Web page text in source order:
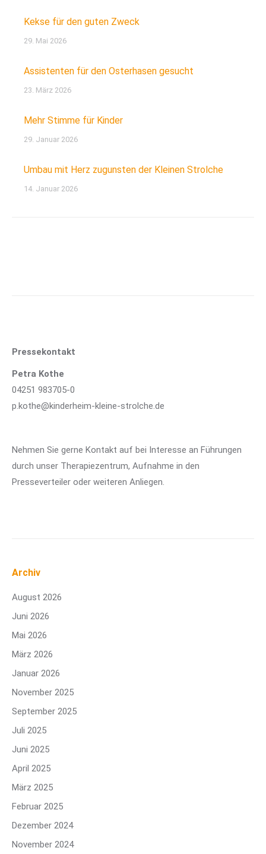
Kekse für den guten Zweck
29. Mai 2026
Assistenten für den Osterhasen gesucht
23. März 2026
Mehr Stimme für Kinder
29. Januar 2026
Umbau mit Herz zugunsten der Kleinen Strolche
14. Januar 2026
Pressekontakt
Petra Kothe
04251 983705-0
p.kothe@kinderheim-kleine-strolche.de
Nehmen Sie gerne Kontakt auf bei Interesse an Führungen
durch unser Therapiezentrum, Aufnahme in den
Presseverteiler oder weiteren Anliegen.
Archiv
August 2026
Juni 2026
Mai 2026
März 2026
Januar 2026
November 2025
September 2025
Juli 2025
Juni 2025
April 2025
März 2025
Februar 2025
Dezember 2024
November 2024